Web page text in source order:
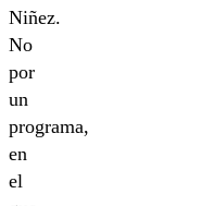
Niñez.
No
por
un
programa,
en
el